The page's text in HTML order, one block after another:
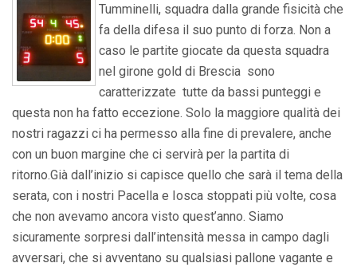
Tumminelli, squadra dalla grande fisicità che
fa della difesa il suo punto di forza. Non a
caso le partite giocate da questa squadra
nel girone gold di Brescia sono
caratterizzate tutte da bassi punteggi e
questa non ha fatto eccezione. Solo la maggiore qualità dei
nostri ragazzi ci ha permesso alla fine di prevalere, anche
con un buon margine che ci servirà per la partita di
ritorno.Già dall’inizio si capisce quello che sarà il tema della
serata, con i nostri Pacella e Iosca stoppati più volte, cosa
che non avevamo ancora visto quest’anno. Siamo
sicuramente sorpresi dall’intensità messa in campo dagli
avversari, che si avventano su qualsiasi pallone vagante e